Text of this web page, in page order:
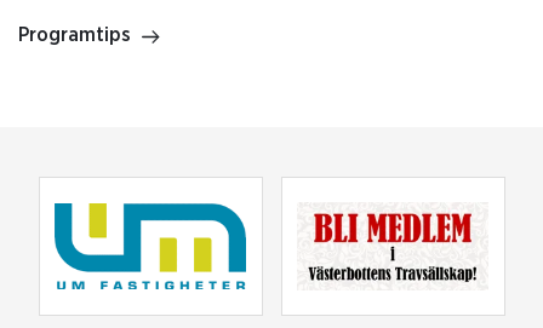
Programtips